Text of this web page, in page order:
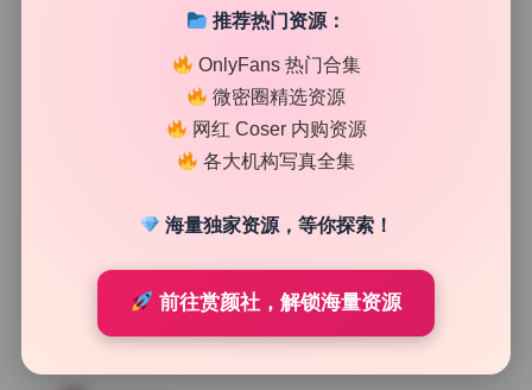
石一微密圈 写真集28套高画质典藏无水印资源下载
推荐热门资源：
OnlyFans 热门合集
微密圈精选资源
网红 Coser 内购资源
各大机构写真全集
海量独家资源，等你探索！
前往赏颜社，解锁海量资源